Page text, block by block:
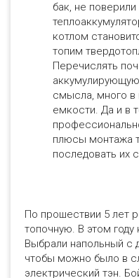
бак, не
котлом
топим
Перечислять
смысла, много в
емкости. Да и в
плюсы монтажа
последовать их
По прошествии 5 лет
топочную. В этом
Выбрали напольный с
чтобы можно было в
электрический тэн.